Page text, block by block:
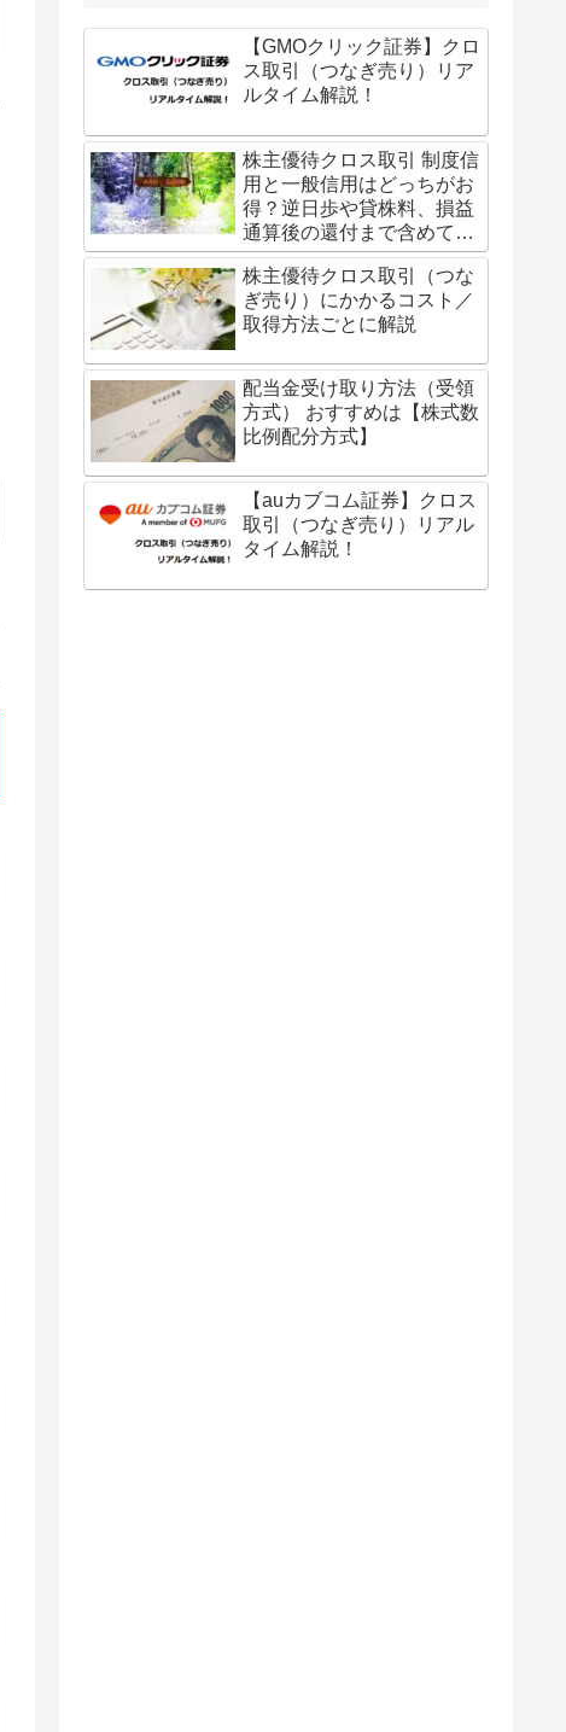
【GMOクリック証券】クロ
ス取引（つなぎ売り）リア
ルタイム解説！
株主優待クロス取引 制度信
用と一般信用はどっちがお
得？逆日歩や貸株料、損益
通算後の還付まで含めてす
べて計算しました。
株主優待クロス取引（つな
ぎ売り）にかかるコスト／
取得方法ごとに解説
配当金受け取り方法（受領
方式） おすすめは【株式数
比例配分方式】
【auカブコム証券】クロス
取引（つなぎ売り）リアル
タイム解説！